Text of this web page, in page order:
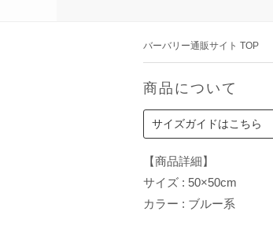
▲レディースワンピース
▲アクセサリー
▲マフラー／ストール
▲その他
バーバリー通販サイト TOP
商品について
サイズガイドはこちら
【商品詳細】
サイズ : 50×50cm
カラー : ブルー系